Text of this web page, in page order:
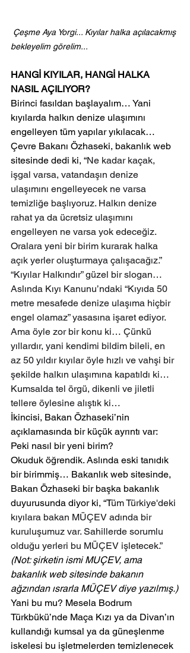
Çeşme Aya Yorgi... Kıyılar halka açılacakmış
bekleyelim görelim...
HANGİ KIYILAR, HANGİ HALKA
NASIL AÇILIYOR?
Birinci fasıldan başlayalım… Yani
kıyılarda halkın denize ulaşımını
engelleyen tüm yapılar yıkılacak…
Çevre Bakanı Özhaseki, bakanlık web
sitesinde dedi ki, “Ne kadar kaçak,
işgal varsa, vatandaşın denize
ulaşımını engelleyecek ne varsa
temizliğe başlıyoruz. Halkın denize
rahat ya da ücretsiz ulaşımını
engelleyen ne varsa yok edeceğiz.
Oralara yeni bir birim kurarak halka
açık yerler oluşturmaya çalışacağız.”
“Kıyılar Halkındır” güzel bir slogan…
Aslında Kıyı Kanunu’ndaki “Kıyıda 50
metre mesafede denize ulaşıma hiçbir
engel olamaz” yasasına işaret ediyor.
Ama öyle zor bir konu ki… Çünkü
yıllardır, yani kendimi bildim bileli, en
az 50 yıldır kıyılar öyle hızlı ve vahşi bir
şekilde halkın ulaşımına kapatıldı ki…
Kumsalda tel örgü, dikenli ve jiletli
tellere öylesine alıştık ki…
İkincisi, Bakan Özhaseki’nin
açıklamasında bir küçük ayrıntı var:
Peki nasıl bir yeni birim?
Okuduk öğrendik. Aslında eski tanıdık
bir birimmiş… Bakanlık web sitesinde,
Bakan Özhaseki bir başka bakanlık
duyurusunda diyor ki, “Tüm Türkiye'deki
kıyılara bakan MÜÇEV adında bir
kuruluşumuz var. Sahillerde sorumlu
olduğu yerleri bu MÜÇEV işletecek.”
(Not: şirketin ismi MUÇEV, ama
bakanlık web sitesinde bakanın
ağzından ısrarla MÜÇEV diye yazılmış.)
Yani bu mu? Mesela Bodrum
Türkbükü’nde Maça Kızı ya da Divan’ın
kullandığı kumsal ya da güneşlenme
iskelesi bu işletmelerden temizlenecek